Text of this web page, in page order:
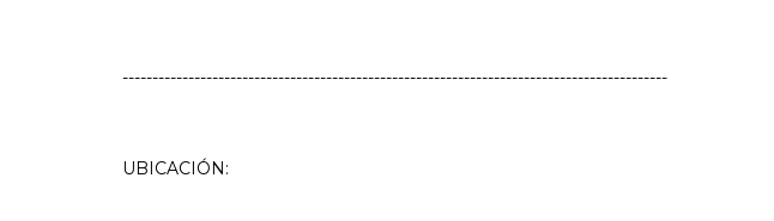
-------------------------------------------------------------------------------------------
UBICACIÓN: